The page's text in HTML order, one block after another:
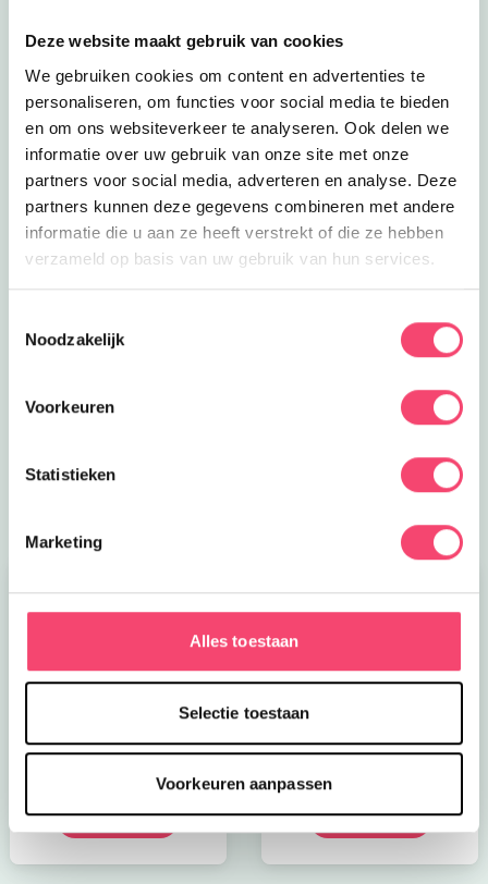
Deze website maakt gebruik van cookies
We gebruiken cookies om content en advertenties te
personaliseren, om functies voor social media te bieden
en om ons websiteverkeer te analyseren. Ook delen we
informatie over uw gebruik van onze site met onze
partners voor social media, adverteren en analyse. Deze
partners kunnen deze gegevens combineren met andere
informatie die u aan ze heeft verstrekt of die ze hebben
verzameld op basis van uw gebruik van hun services.
Noodzakelijk
Voorkeuren
Statistieken
Marketing
Alles toestaan
Selectie toestaan
Voorkeuren aanpassen
Speelpret in het groen
Ontdek het speelbos van speeltuin De Leemkuil.
Klauter over rotsen, verken geheime paadjes, maak
een ritje in het treinje en race van de glijbaan. Bij mooi
weer genieten kinderen op de vernieuwde
Ontdek deze leuke speeltuin
CODA
Bekijk nu
zomerboeken voor
Bekijk nu